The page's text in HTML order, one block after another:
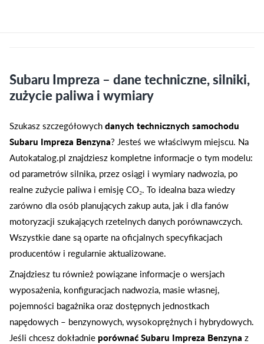
Subaru Impreza – dane techniczne, silniki,
zużycie paliwa i wymiary
Szukasz szczegółowychdanych technicznych samochodu
Subaru Impreza Benzyna? Jesteś we właściwym miejscu. Na
Autokatalog.pl znajdziesz kompletne informacje o tym modelu:
od parametrów silnika, przez osiągi i wymiary nadwozia, po
realne zużycie paliwa i emisję CO₂. To idealna baza wiedzy
zarówno dla osób planujących zakup auta, jak i dla fanów
motoryzacji szukających rzetelnych danych porównawczych.
Wszystkie dane są oparte na oficjalnych specyfikacjach
producentów i regularnie aktualizowane.
Znajdziesz tu również powiązane informacje o wersjach
wyposażenia, konfiguracjach nadwozia, masie własnej,
pojemności bagażnika oraz dostępnych jednostkach
napędowych – benzynowych, wysokoprężnych i hybrydowych.
Jeśli chcesz dokładnieporównać Subaru Impreza Benzyna z